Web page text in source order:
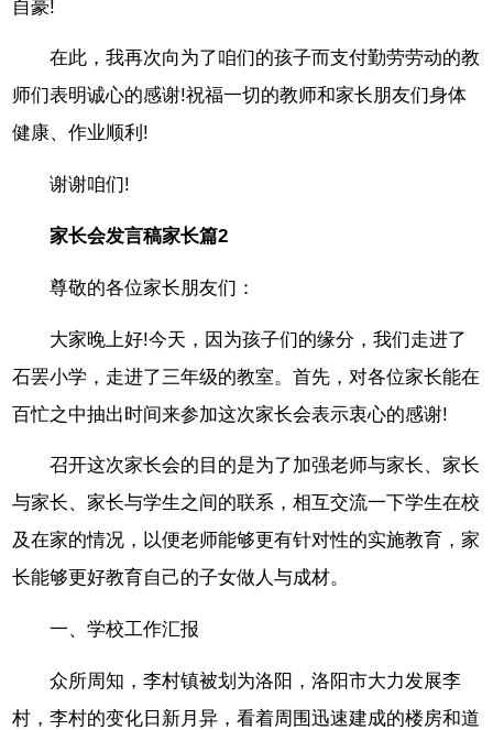
自豪!
在此，我再次向为了咱们的孩子而支付勤劳劳动的教
师们表明诚心的感谢!祝福一切的教师和家长朋友们身体
健康、作业顺利!
谢谢咱们!
家长会发言稿家长篇2
尊敬的各位家长朋友们：
大家晚上好!今天，因为孩子们的缘分，我们走进了
石罢小学，走进了三年级的教室。首先，对各位家长能在
百忙之中抽出时间来参加这次家长会表示衷心的感谢!
召开这次家长会的目的是为了加强老师与家长、家长
与家长、家长与学生之间的联系，相互交流一下学生在校
及在家的情况，以便老师能够更有针对性的实施教育，家
长能够更好教育自己的子女做人与成材。
一、学校工作汇报
众所周知，李村镇被划为洛阳，洛阳市大力发展李
村，李村的变化日新月异，看着周围迅速建成的楼房和道